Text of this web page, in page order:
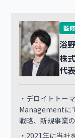
監
浴
株
代
・デロイトトー
Managementに
戦略、新規事業
・2021年に当社